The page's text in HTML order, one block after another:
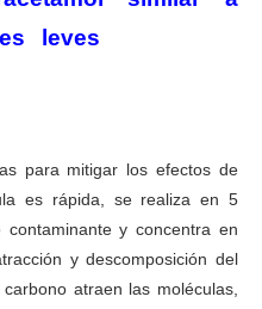
leves
para mitigar los efectos de
es rápida, se realiza en 5
y concentra en
y descomposición del
atraen las moléculas,